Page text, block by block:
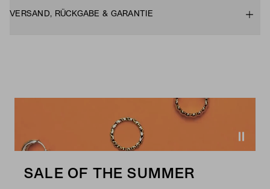
VERSAND, RÜCKGABE & GARANTIE
SALE OF THE SUMMER